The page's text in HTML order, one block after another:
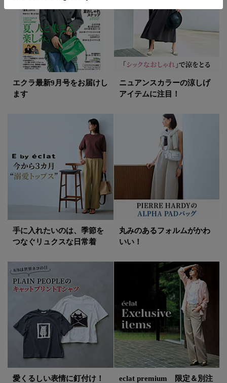
エクラ最新9月号をお届けし
ます
ニュアンスカラーの涼しげ
アイテムに注目！
手に入れたいのは、季節を
つなぐリュクスな日常着
丸みのあるフォルムがかわ
いい！
愛くるしい表情に釘付け！
eclat premium 限定＆別注